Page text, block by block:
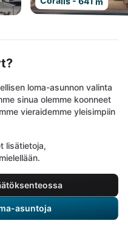
loma-asunnon valinta
sinua olemme koonneet
vieraidemme yleisimpiin
lisätietoja,
asuntoja